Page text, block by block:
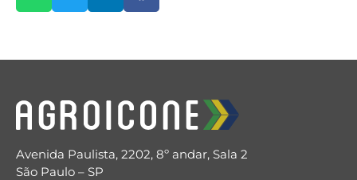
Avenida Paulista, 2202, 8º andar, Sala 2
São Paulo – SP